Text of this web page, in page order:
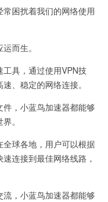
困扰着我们的网络使用
而生。
具，通过使用VPN技
、稳定的网络连接。
，小蓝鸟加速器都能够
。
球各地，用户可以根据
连接到最佳网络线路，
，小蓝鸟加速器都能够